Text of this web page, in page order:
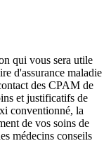
qui vous sera utile
d'assurance maladie
des CPAM de
et justificatifs de
conventionné, la
de vos soins de
médecins conseils